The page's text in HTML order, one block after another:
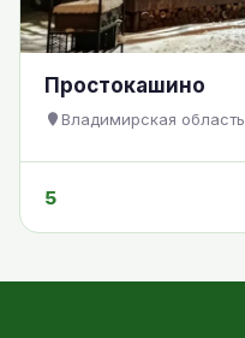
Простокашино
Владимирская область
5